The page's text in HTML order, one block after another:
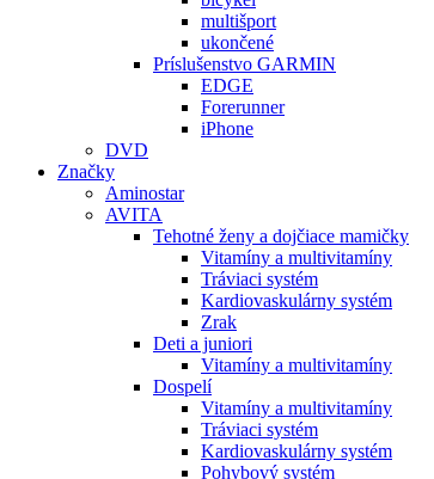
multišport
ukončené
Príslušenstvo GARMIN
EDGE
Forerunner
iPhone
DVD
Značky
Aminostar
AVITA
Tehotné ženy a dojčiace mamičky
Vitamíny a multivitamíny
Tráviaci systém
Kardiovaskulárny systém
Zrak
Deti a juniori
Vitamíny a multivitamíny
Dospelí
Vitamíny a multivitamíny
Tráviaci systém
Kardiovaskulárny systém
Pohybový systém